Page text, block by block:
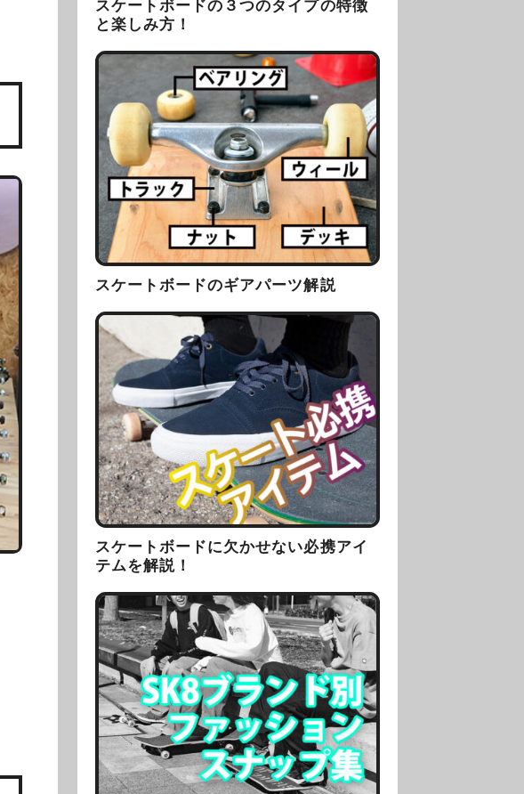
スケートボードの３つのタイプの特徴
と楽しみ方！
スケートボードのギアパーツ解説
スケートボードに欠かせない必携アイ
テムを解説！